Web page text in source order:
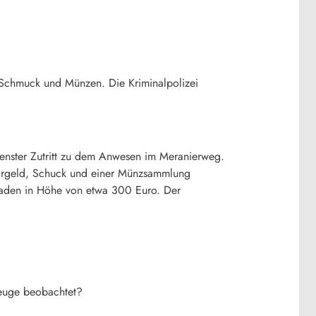
und Münzen. Die Kriminalpolizei
Zutritt zu dem Anwesen im Meranierweg.
Schuck und einer Münzsammlung
in Höhe von etwa 300 Euro. Der
beobachtet?